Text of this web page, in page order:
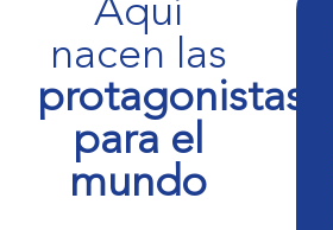
Aquí
nacen las
protagonistas
para el
mundo